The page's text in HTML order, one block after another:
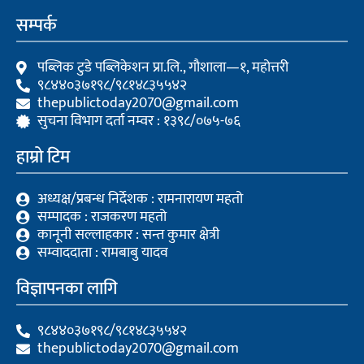
o
k
r e
सम्पर्क
पब्लिक टुडे पब्लिकेशन प्रा.लि., गौशाला—१, महोत्तरी
९८४४०३७१९८/९८१४८३५५४२
thepublictoday2070@gmail.com
सुचना विभाग दर्ता नम्वर : १३९८/०७५-७६
हाम्रो टिम
अध्यक्ष/प्रबन्ध निर्देशक : रामनारायण महतो
सम्पादक : राजकरण महतो
कानूनी सल्लाहकार : सन्त कुमार क्षेत्री
सम्वाददाता : रामबाबु यादव
विज्ञापनका लागि
९८४४०३७१९८/९८१४८३५५४२
thepublictoday2070@gmail.com